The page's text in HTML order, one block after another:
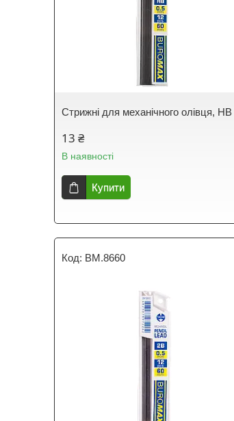
Стрижні для механічного олівця, HB
13 ₴
В наявності
Купити
BM.8660